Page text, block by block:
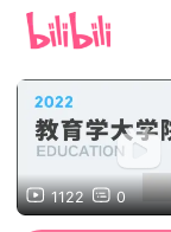
1122 0